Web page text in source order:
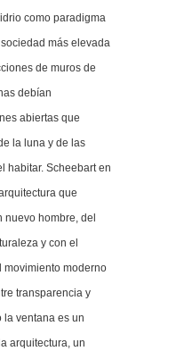
como paradigma
más elevada
de muros de
debían
abiertas que
la luna y de las
habitar. Scheebart en
que
hombre, del
y con el
movimiento moderno
transparencia y
la ventana es un
arquitectura, un